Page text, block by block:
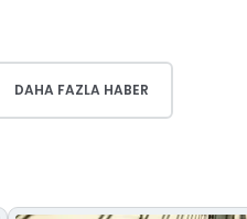
DAHA FAZLA HABER